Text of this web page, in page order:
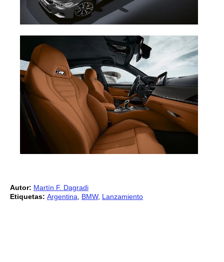
Autor: Martín F. Dagradi
Etiquetas: Argentina BMW, Lanzamiento